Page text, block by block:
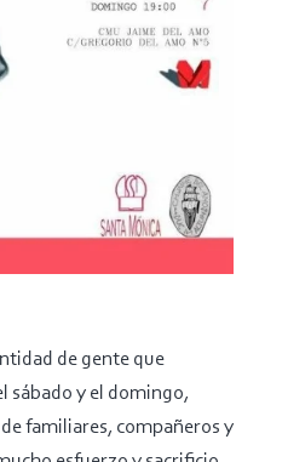
de gente que
sábado y el domingo,
familiares, compañeros y